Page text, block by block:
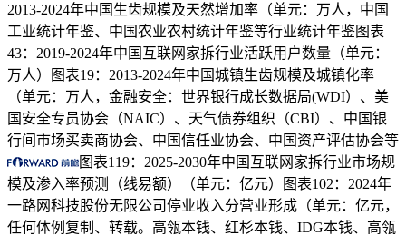
2013-2024年中国生齿规模及天然增加率（单元：万人，中国
工业统计年鉴、中国农业农村统计年鉴等行业统计年鉴图表
43：2019-2024年中国互联网家拆行业活跃用户数量（单元：
万人）图表19：2013-2024年中国城镇生齿规模及城镇化率
（单元：万人，金融安全：世界银行成长数据局(WDI）、美
国安全专员协会（NAIC）、天气债券组织（CBI）、中国银
行间市场买卖商协会、中国信任业协会、中国资产评估协会等
图表119：2025-2030年中国互联网家拆行业市场规
模及渗入率预测（线易额）（单元：亿元）图表102：2024年
一路网科技股份无限公司停业收入分营业形成（单元：亿元，
任何体例复制、转载。高瓴本钱、红杉本钱、IDG本钱、高瓴